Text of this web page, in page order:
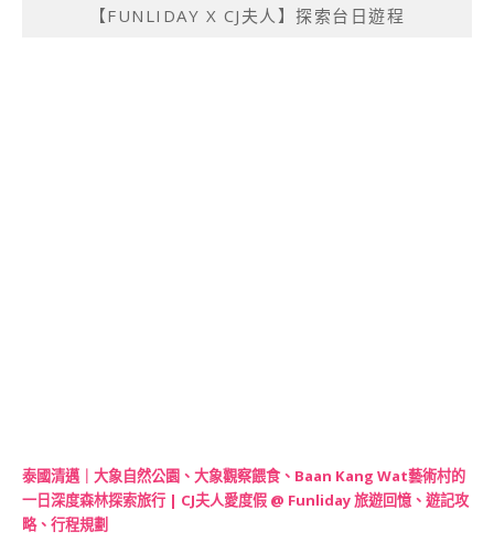
【FUNLIDAY X CJ夫人】探索台日遊程
泰國清邁｜大象自然公園、大象觀察餵食、Baan Kang Wat藝術村的
一日深度森林探索旅行 | CJ夫人愛度假 @ Funliday 旅遊回憶、遊記攻
略、行程規劃